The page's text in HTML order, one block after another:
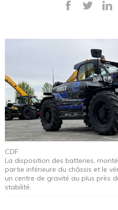
CDF
La disposition des batteries,
partie inférieure du châssis et le
un centre de gravité au plus près
stabilité.